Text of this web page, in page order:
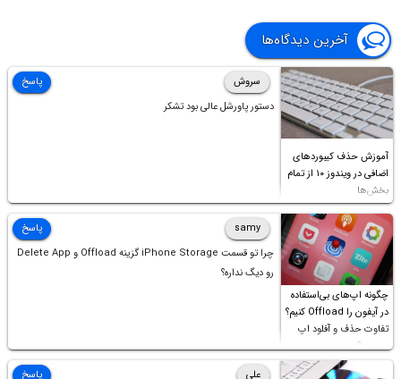
آخرین دیدگاه‌ها
آموزش حذف کیبوردهای
اضافی در ویندوز ۱۰ از تمام
بخش‌ها
سروش
دستور پاورشل عالی بود تشکر
پاسخ
چگونه اپ‌های بی‌استفاده
در آیفون را Offload کنیم؟
تفاوت حذف و آفلود اپ
چیست؟
samy
چرا تو قسمت iPhone Storage گزینه Offload و Delete App
رو دیگ نداره؟
پاسخ
علی
پاسخ